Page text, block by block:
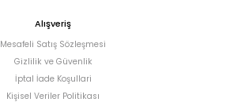
Alışveriş
Mesafeli Satış Sözleşmesi
Gizlilik ve Güvenlik
İptal İade Koşullari
Kişisel Veriler Politikası